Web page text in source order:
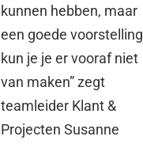
kunnen hebben, maar
een goede voorstelling
kun je je er vooraf niet
van maken” zegt
teamleider Klant &
Projecten Susanne